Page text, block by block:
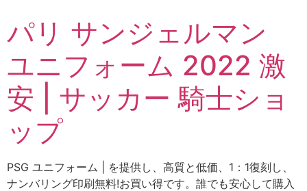
テ
ツ
に
ス
パリ サンジェルマン
ユニフォーム 2022 激
安 | サッカー 騎士ショ
ップ
PSG ユニフォーム | を提供し、高質と低価、1：1復刻し、
ナンバリング印刷無料!お買い得です。誰でも安心して購入